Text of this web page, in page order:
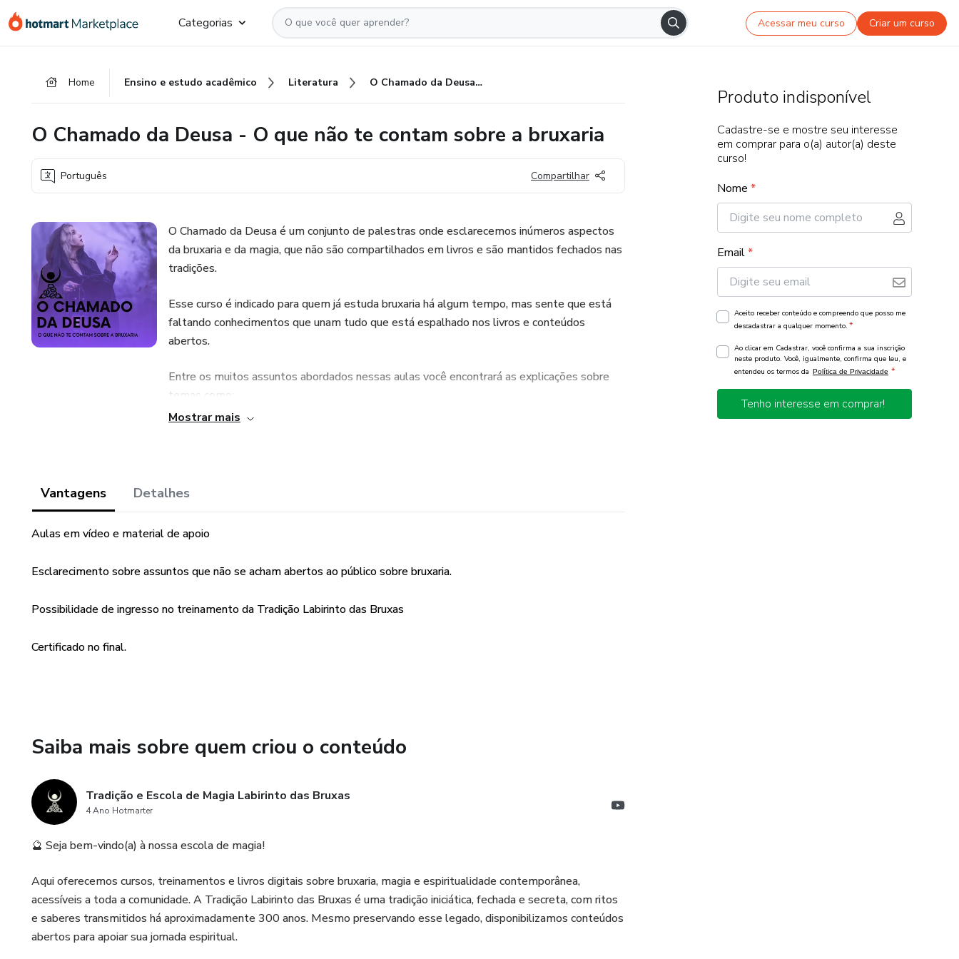
para
para
para
Categorias Acessar meu curso Criar um curso
Home Ensino e estudo acadêmico Literatura O Chamado da Deusa - O que não te contam sobre a bruxaria
O Chamado da Deusa - O que não te contam sobre a bruxaria
Português Compartilhar
O Chamado da Deusa é um conjunto de palestras onde esclarecemos inúmeros aspectos
da bruxaria e da magia, que não são compartilhados em livros e são mantidos fechados nas
tradições.
Esse curso é indicado para quem já estuda bruxaria há algum tempo, mas sente que está
faltando conhecimentos que unam tudo que está espalhado nos livros e conteúdos
abertos.
Entre os muitos assuntos abordados nessas aulas você encontrará as explicações sobre
temas como:
• A diferença de uma bruxa de pacto, uma bruxa da deusa, uma buscadora e uma filha de
• Análise da pirâmide das bruxas.
• O período das sombras.
• O eixo da fertilidade.
• Magia sexual.
Mostrar mais
Vantagens Detalhes
Aulas em vídeo e material de apoio
Esclarecimento sobre assuntos que não se acham abertos ao público sobre bruxaria.
Possibilidade de ingresso no treinamento da Tradição Labirinto das Bruxas
Certificado no final.
Saiba mais sobre quem criou o conteúdo
Tradição e Escola de Magia Labirinto das Bruxas
4 Ano Hotmarter
🔮 Seja bem-vindo(a) à nossa escola de magia!
Aqui oferecemos cursos, treinamentos e livros digitais sobre bruxaria, magia e espiritualidade contemporânea,
acessíveis a toda a comunidade. A Tradição Labirinto das Bruxas é uma tradição iniciática, fechada e secreta, com ritos
e saberes transmitidos há aproximadamente 300 anos. Mesmo preservando esse legado, disponibilizamos conteúdos
abertos para apoiar sua jornada espiritual.
Produto indisponível
Cadastre-se e mostre seu interesse
em comprar para o(a) autor(a) deste
curso!
Nome *
Email*
Aceito receber conteúdo e compreendo que posso me
descadastrar a qualquer momento. *
Ao clicar em Cadastrar, você confirma a sua inscrição
neste produto. Você, igualmente, confirma que leu, e
entendeu os termos da Política de Privacidade *
Tenho interesse em comprar!